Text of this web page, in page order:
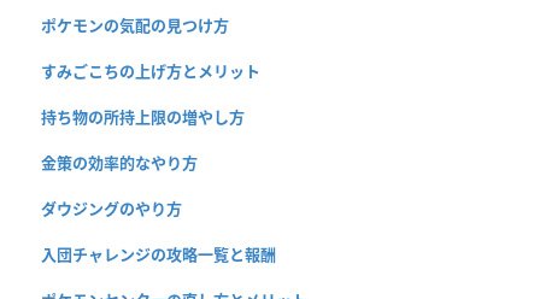
ポケモンの気配の見つけ方
すみごこちの上げ方とメリット
持ち物の所持上限の増やし方
金策の効率的なやり方
ダウジングのやり方
入団チャレンジの攻略一覧と報酬